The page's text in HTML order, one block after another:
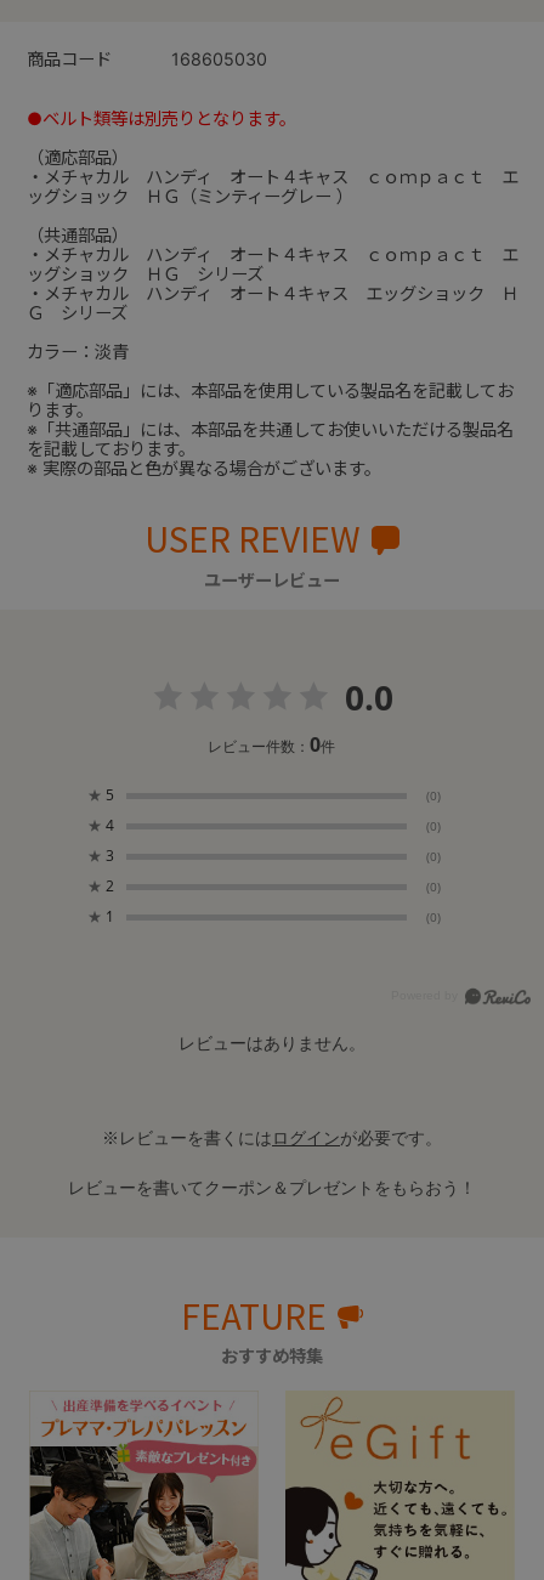
商品コード 168605030
●ベルト類等は別売りとなります。
（適応部品）
・メチャカル ハンディ オート４キャス ｃｏｍｐａｃｔ エ
ッグショック ＨＧ（ミンティーグレー ）
（共通部品）
・メチャカル ハンディ オート４キャス ｃｏｍｐａｃｔ エ
ッグショック ＨＧ シリーズ
・メチャカル ハンディ オート４キャス エッグショック Ｈ
Ｇ シリーズ
カラー：淡青
※「適応部品」には、本部品を使用している製品名を記載してお
ります。
※「共通部品」には、本部品を共通してお使いいただける製品名
を記載しております。
※ 実際の部品と色が異なる場合がございます。
USER REVIEW
ユーザーレビュー
0.0
レビュー件数：0件
★ 5 (0)
★ 4 (0)
★ 3 (0)
★ 2 (0)
★ 1 (0)
レビューはありません。
※レビューを書くにはログインが必要です。
レビューを書いてクーポン＆プレゼントをもらおう！
FEATURE
おすすめ特集